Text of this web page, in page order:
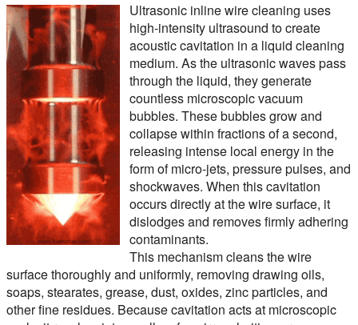
Ultrasonic inline wire cleaning uses
high-intensity ultrasound to create
acoustic cavitation in a liquid cleaning
medium. As the ultrasonic waves pass
through the liquid, they generate
countless microscopic vacuum
bubbles. These bubbles grow and
collapse within fractions of a second,
releasing intense local energy in the
form of micro-jets, pressure pulses, and
shockwaves. When this cavitation
occurs directly at the wire surface, it
dislodges and removes firmly adhering
contaminants.
This mechanism cleans the wire
surface thoroughly and uniformly, removing drawing oils,
soaps, stearates, grease, dust, oxides, zinc particles, and
other fine residues. Because cavitation acts at microscopic